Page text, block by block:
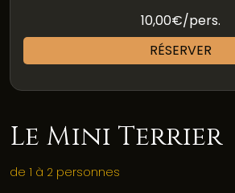
10,00€/pers.
RÉSERVER
Le Mini Terrier
de 1 à 2 personnes